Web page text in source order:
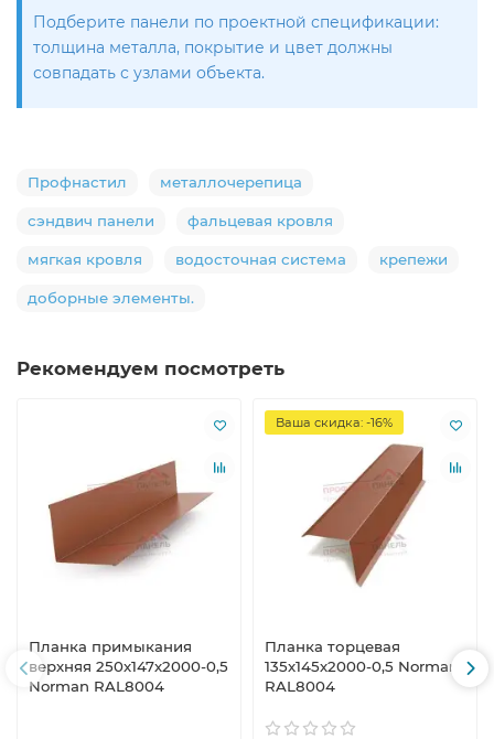
Подберите панели по проектной спецификации:
толщина металла, покрытие и цвет должны
совпадать с узлами объекта.
Профнастил металлочерепица
сэндвич панели фальцевая кровля
мягкая кровля водосточная система крепежи
доборные элементы.
Рекомендуем посмотреть
Планка примыкания
верхняя 250х147х2000-0,5
Norman RAL8004
Ваша скидка: -16%
Планка торцевая
135х145х2000-0,5 Norman
RAL8004